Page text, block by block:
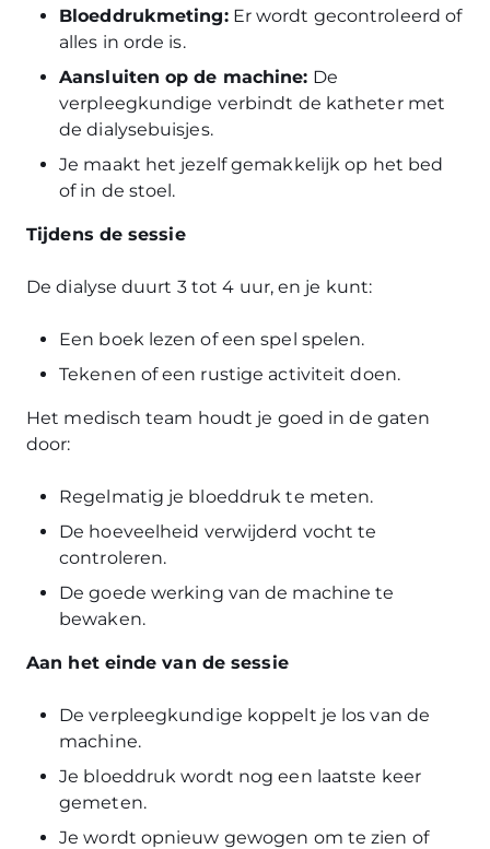
Bloeddrukmeting:Er wordt gecontroleerd of
alles in orde is.
Aansluiten op de machine: De
verpleegkundige verbindt de katheter met
de dialysebuisjes.
Je maakt het jezelf gemakkelijk op het bed
of in de stoel.
Tijdens de sessie
De dialyse duurt 3 tot 4 uur, en je kunt:
Een boek lezen of een spel spelen.
Tekenen of een rustige activiteit doen.
Het medisch team houdt je goed in de gaten
door:
Regelmatig je bloeddruk te meten.
De hoeveelheid verwijderd vocht te
controleren.
De goede werking van de machine te
bewaken.
Aan het einde van de sessie
De verpleegkundige koppelt je los van de
machine.
Je bloeddruk wordt nog een laatste keer
gemeten.
Je wordt opnieuw gewogen om te zien of